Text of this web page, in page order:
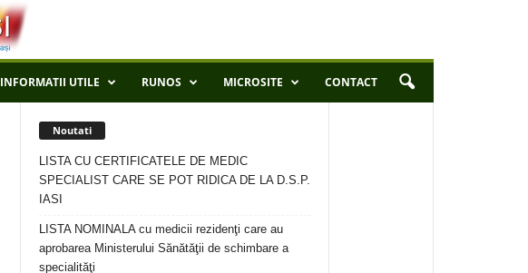
INFORMATII UTILE RUNOS MICROSITE CONTACT
Noutati
LISTA CU CERTIFICATELE DE MEDIC
SPECIALIST CARE SE POT RIDICA DE LA D.S.P.
IASI
LISTA NOMINALA cu medicii rezidenţi care au
aprobarea Ministerului Sănătăţii de schimbare a
specialităţi